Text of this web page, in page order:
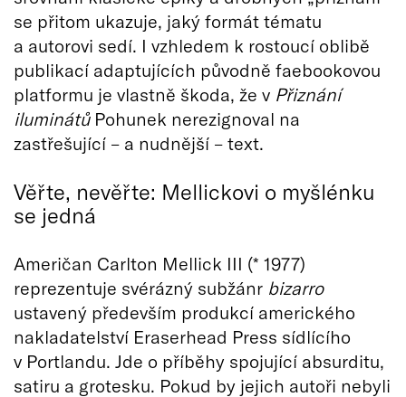
se přitom ukazuje, jaký formát tématu
a autorovi sedí. I vzhledem k rostoucí oblibě
publikací adaptujících původně faebookovou
platformu je vlastně škoda, že v Přiznání
iluminátů Pohunek nerezignoval na
zastřešující – a nudnější – text.
Věřte, nevěřte: Mellickovi o myšlénku
se jedná
Američan Carlton Mellick III (* 1977)
reprezentuje svérázný subžánr bizarro
ustavený především produkcí amerického
nakladatelství Eraserhead Press sídlícího
v Portlandu. Jde o příběhy spojující absurditu,
satiru a grotesku. Pokud by jejich autoři nebyli